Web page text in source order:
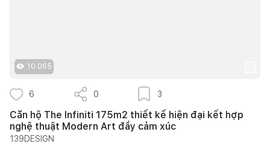
10.065
6 0 3
Căn hộ The Infiniti 175m2 thiết kế hiện đại kết hợp
nghệ thuật Modern Art đầy cảm xúc
139DESIGN